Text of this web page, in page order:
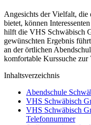
Angesichts der Vielfalt, die
bietet, können
hilft die VHS Schwäbisch
gewünschten Ergebnis
an der örtlichen
komfortable Kurssuche zur
Inhaltsverzeichnis
Abendschule
VHS Schwäbisch
VHS Schwäbisch
Telefonnummer